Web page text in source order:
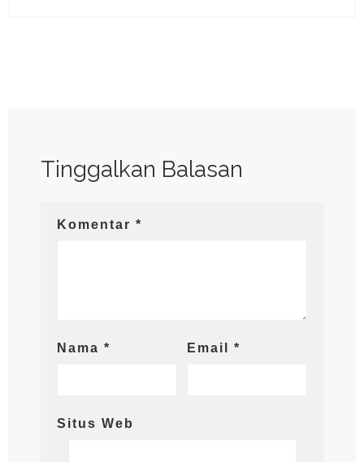
Tinggalkan Balasan
Komentar *
Nama * Email*
Situs Web